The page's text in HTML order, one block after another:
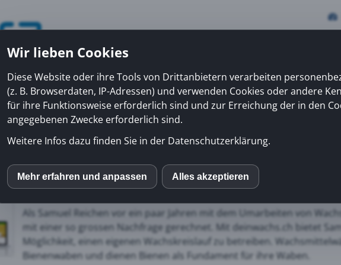
Managed Services Erfolge News Kiosk Über uns
Die steigende Nachfrage von Imkern nach ihrem eigenen
gefordert.
Als Samuel Reichen vor ein paar Jahren mit dem Umarbeiten von
mit einer so grossen Nachfrage gerechnet. Mit deinwachs.ch bietet
Möglichkeit, einen eigenen Wachskreislauf zu betreiben.
Bienenwaben und dienen Bienen als Fundament für ihre Waben.
Wir lieben Cookies
Diese Website oder ihre Tools von Drittanbietern verarbeiten
(z. B. Browserdaten, IP-Adressen) und verwenden Cookies oder andere
für ihre Funktionsweise erforderlich sind und zur Erreichung der in den
angegebenen Zwecke erforderlich sind.
Weitere Infos dazu finden Sie in der Datenschutzerklärung.
inCMS
Matomo (Piwik)
Youtube
Mehr erfahren und anpassen Alles akzeptieren